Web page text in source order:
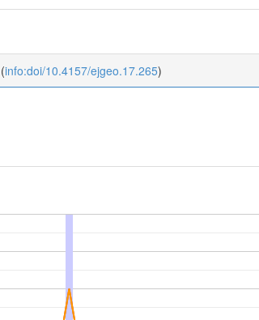
(info:doi/10.4157/ejgeo.17.265)